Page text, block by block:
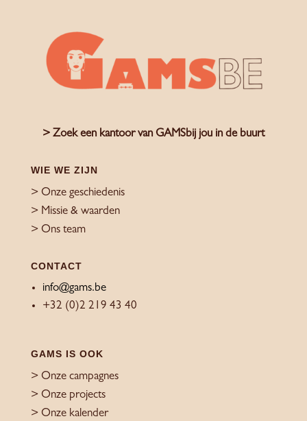
> Zoek een kantoor van GAMSbij jou in de buurt
WIE WE ZIJN
> Onze geschiedenis
> Missie & waarden
> Ons team
CONTACT
info@gams.be
+32 (0)2 219 43 40
GAMS IS OOK
> Onze campagnes
> Onze projects
> Onze kalender